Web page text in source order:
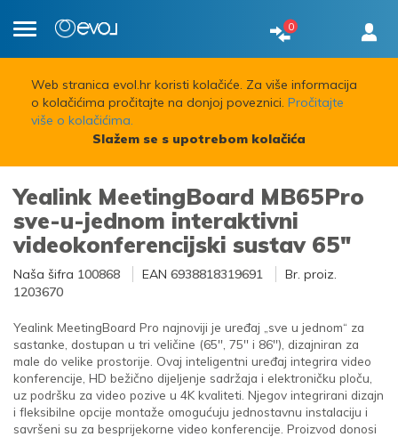
0
Toggle
Web stranica evol.hr koristi kolačiće. Za više informacija
o kolačićima pročitajte na donjoj poveznici. Pročitajte
više o kolačićima.
Slažem se s upotrebom kolačića
Yealink MeetingBoard MB65Pro
sve-u-jednom interaktivni
videokonferencijski sustav 65"
Naša šifra 100868 EAN 6938818319691
Br. proiz.
1203670
Yealink MeetingBoard Pro najnoviji je uređaj „sve u jednom“ za
sastanke, dostupan u tri veličine (65'', 75'' i 86''), dizajniran za
male do velike prostorije. Ovaj inteligentni uređaj integrira video
konferencije, HD bežično dijeljenje sadržaja i elektroničku ploču,
uz podršku za video pozive u 4K kvaliteti. Njegov integrirani dizajn
i fleksibilne opcije montaže omogućuju jednostavnu instalaciju i
savršeni su za besprijekorne video konferencije. Proizvod donosi